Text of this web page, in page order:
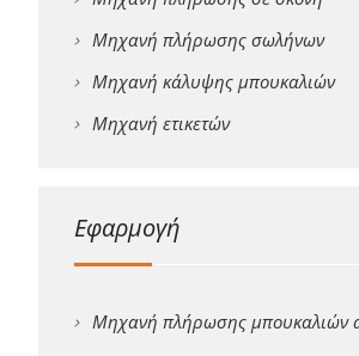
Μηχανή πλήρωσης σωλήνων
Μηχανή κάλυψης μπουκαλιών
Μηχανή ετικετών
Εφαρμογή
Μηχανή πλήρωσης μπουκαλιών